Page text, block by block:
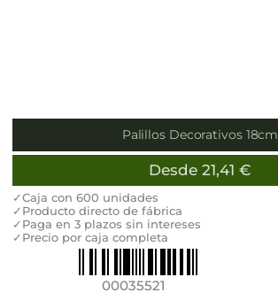
Palillos Decorativos 18cm
Desde 21,41 €
✓Caja con 600 unidades
✓Producto directo de fábrica
✓Paga en 3 plazos sin intereses
✓Precio por caja completa
00035521